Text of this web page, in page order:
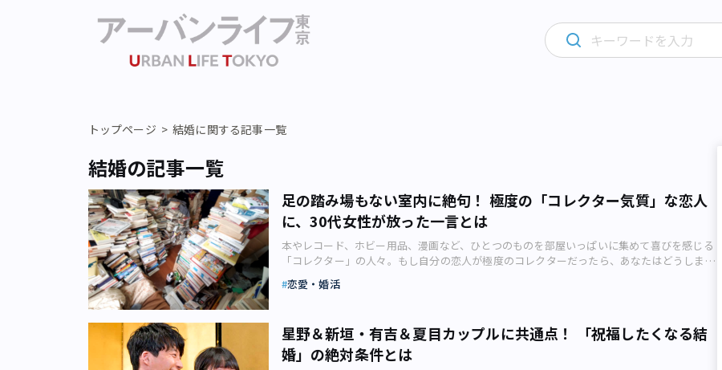
トップページ 結婚に関する記事一覧
結婚の記事一覧
足の踏み場もない室内に絶句！ 極度の「コレクター気質」な恋人
に、30代女性が放った一言とは
本やレコード、ホビー用品、漫画など、ひとつのものを部屋いっぱいに集めて喜びを感じる
「コレクター」の人々。もし自分の恋人が極度のコレクターだったら、あなたはどうします
か？ 都内に住む30代の女性がインタビューに答え、自身の体験を明かしました。変化し続
ける「理想の男性像」 モテる男性のタイプというものは、時代とともに変化をし続けてい
へた2010年代には「4低」男性がフィーチャーされました。 女性に対して決していばらず
低姿勢、家事や育児を分担できる低依存、堅実な勤め先と仕事ぶりで失職の心配が少ない低
恋愛・婚活
星野＆新垣・有吉＆夏目カップルに共通点！ 「祝福したくなる結
婚」の絶対条件とは